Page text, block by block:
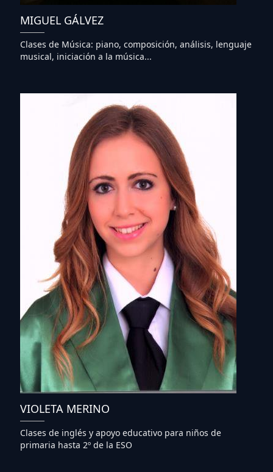
MIGUEL GÁLVEZ
Clases de Música: piano, composición, análisis, lenguaje
musical, iniciación a la música...
VIOLETA MERINO
Clases de inglés y apoyo educativo para niños de
primaria hasta 2º de la ESO